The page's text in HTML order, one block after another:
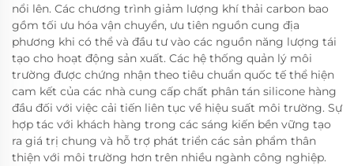
nổi lên. Các chương trình giảm lượng khí thải carbon bao
gồm tối ưu hóa vận chuyển, ưu tiên nguồn cung địa
phương khi có thể và đầu tư vào các nguồn năng lượng tái
tạo cho hoạt động sản xuất. Các hệ thống quản lý môi
trường được chứng nhận theo tiêu chuẩn quốc tế thể hiện
cam kết của các nhà cung cấp chất phân tán silicone hàng
đầu đối với việc cải tiến liên tục về hiệu suất môi trường. Sự
hợp tác với khách hàng trong các sáng kiến bền vững tạo
ra giá trị chung và hỗ trợ phát triển các sản phẩm thân
thiện với môi trường hơn trên nhiều ngành công nghiệp.